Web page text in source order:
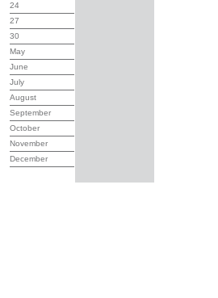
24
27
30
May
June
July
August
September
October
November
December